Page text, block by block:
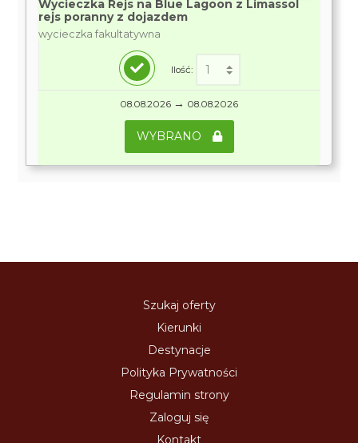
Wycieczka Rejs na Blue Lagoon z Limassol
rejs poranny z dojazdem
wycieczka fakultatywna
Ilość:
08.08.2026 → 08.08.2026
WYBRANO
Szukaj oferty
Kierunki
Destynacje
Polityka Prywatności
Regulamin strony
Zaloguj się
Kontakt